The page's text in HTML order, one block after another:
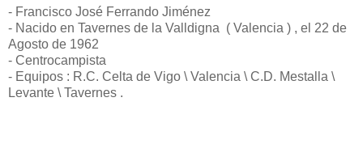
- Francisco José Ferrando Jiménez
- Nacido en Tavernes de la Valldigna ( Valencia ) , el 22 de
Agosto de 1962
- Centrocampista
- Equipos : R.C. Celta de Vigo \ Valencia \ C.D. Mestalla \
Levante \ Tavernes .